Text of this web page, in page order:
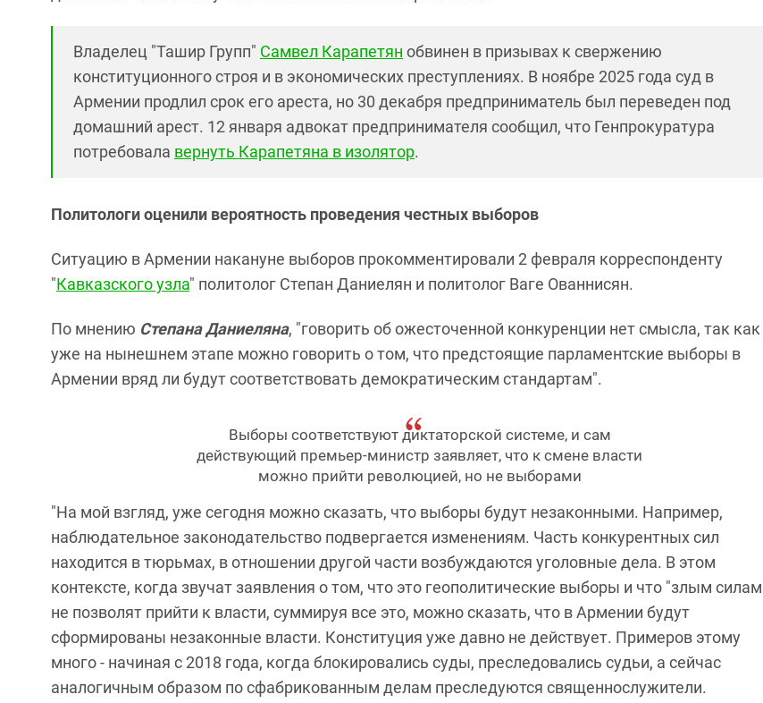
Владелец "Ташир Групп" Самвел Карапетян обвинен в призывах к свержению
конституционного строя и в экономических преступлениях. В ноябре 2025 года суд в
Армении продлил срок его ареста, но 30 декабря предприниматель был переведен под
домашний арест. 12 января адвокат предпринимателя сообщил, что Генпрокуратура
потребовала вернуть Карапетяна в изолятор.
Политологи оценили вероятность проведения честных выборов
Ситуацию в Армении накануне выборов прокомментировали 2 февраля корреспонденту
"Кавказского узла" политолог Степан Даниелян и политолог Ваге Ованнисян.
По мнению Степана Даниеляна, "говорить об ожесточенной конкуренции нет смысла, так как
уже на нынешнем этапе можно говорить о том, что предстоящие парламентские выборы в
Армении вряд ли будут соответствовать демократическим стандартам".
Выборы соответствуют диктаторской системе, и сам
действующий премьер-министр заявляет, что к смене власти
можно прийти революцией, но не выборами
"На мой взгляд, уже сегодня можно сказать, что выборы будут незаконными. Например,
наблюдательное законодательство подвергается изменениям. Часть конкурентных сил
находится в тюрьмах, в отношении другой части возбуждаются уголовные дела. В этом
контексте, когда звучат заявления о том, что это геополитические выборы и что "злым
не позволят прийти к власти, суммируя все это, можно сказать, что в Армении будут
сформированы незаконные власти. Конституция уже давно не действует. Примеров этому
много - начиная с 2018 года, когда блокировались суды, преследовались судьи, а сейчас
аналогичным образом по сфабрикованным делам преследуются священнослужители.